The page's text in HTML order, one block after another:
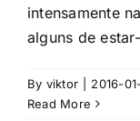
intensamente
alguns de
By viktor 2016-
Read More